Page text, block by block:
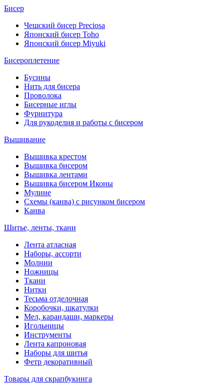
Бисер
Чешский бисер Preciosa
Японский бисер Toho
Японский бисер Miyuki
Бисероплетение
Бусины
Нить для бисера
Проволока
Бисерные иглы
Фурнитура
Для рукоделия и работы с бисером
Вышивание
Вышивка крестом
Вышивка бисером
Вышивка лентами
Вышивка бисером Иконы
Мулине
Схемы (канва) с рисунком бисером
Канва
Шитье, ленты, ткани
Лента атласная
Наборы, ассорти
Молнии
Ножницы
Ткани
Нитки
Тесьма отделочная
Коробочки, шкатулки
Мел, карандаши, маркеры
Игольницы
Инструменты
Лента капроновая
Наборы для шитья
Фетр декоративный
Товары для скрапбукинга